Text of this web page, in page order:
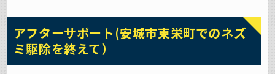
アフターサポート(安城市東栄町でのネズ
ミ駆除を終えて）